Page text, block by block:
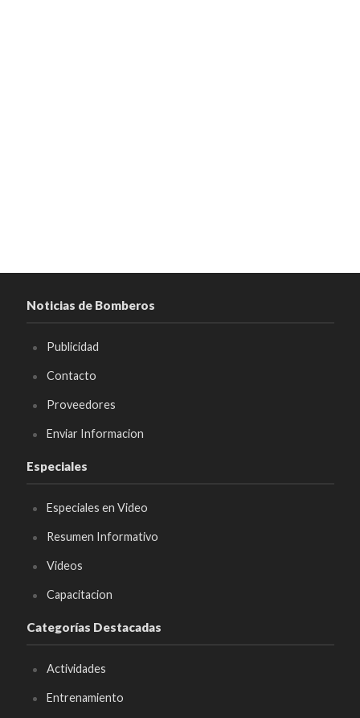
Noticias de Bomberos
Publicidad
Contacto
Proveedores
Enviar Informacion
Especiales
Especiales en Video
Resumen Informativo
Videos
Capacitacion
Categorías Destacadas
Actividades
Entrenamiento